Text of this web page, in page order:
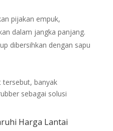
pijakan empuk,
dalam jangka panjang.
dibersihkan dengan sapu
banyak
sebagai solusi
Harga Lantai